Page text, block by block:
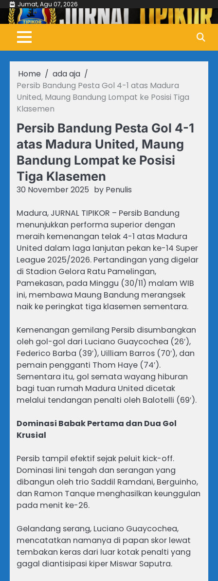
Skip
content
Jumat, Agu 07, 2026
Home
ada aja
Persib Bandung Pesta Gol 4-1 atas Madura
United, Maung Bandung Lompat ke Posisi Tiga
Klasemen
Persib Bandung Pesta Gol 4-1
atas Madura United, Maung
Bandung Lompat ke Posisi
Tiga Klasemen
30 November 2025 by Penulis
Madura, JURNAL TIPIKOR – Persib Bandung
menunjukkan performa superior dengan
meraih kemenangan telak 4-1 atas Madura
United dalam laga lanjutan pekan ke-14 Super
League 2025/2026. Pertandingan yang digelar
di Stadion Gelora Ratu Pamelingan,
Pamekasan, pada Minggu (30/11) malam WIB
ini, membawa Maung Bandung merangsek
naik ke peringkat tiga klasemen sementara.
Kemenangan gemilang Persib disumbangkan
oleh gol-gol dari Luciano Guaycochea (26′),
Federico Barba (39′), Uilliam Barros (70′), dan
pemain pengganti Thom Haye (74′).
Sementara itu, gol semata wayang hiburan
bagi tuan rumah Madura United dicetak
melalui tendangan penalti oleh Balotelli (69′).
Dominasi Babak Pertama dan Dua Gol
Krusial
Persib tampil efektif sejak peluit kick-off.
Dominasi lini tengah dan serangan yang
dibangun oleh trio Saddil Ramdani, Berguinho,
dan Ramon Tanque menghasilkan keunggulan
pada menit ke-26.
Gelandang serang, Luciano Guaycochea,
mencatatkan namanya di papan skor lewat
tembakan keras dari luar kotak penalti yang
gagal diantisipasi kiper Miswar Saputra.